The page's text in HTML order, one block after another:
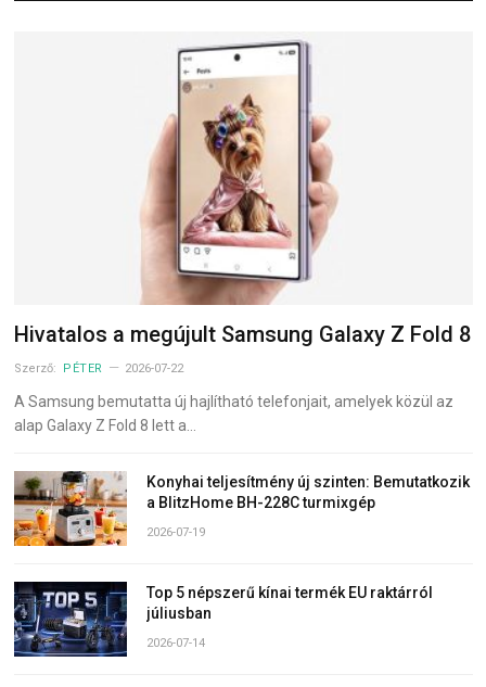
Hivatalos a megújult Samsung Galaxy Z Fold 8
Szerző: PÉTER 2026-07-22
A Samsung bemutatta új hajlítható telefonjait, amelyek közül az
alap Galaxy Z Fold 8 lett a…
Konyhai teljesítmény új szinten: Bemutatkozik
a BlitzHome BH-228C turmixgép
2026-07-19
Top 5 népszerű kínai termék EU raktárról
júliusban
2026-07-14